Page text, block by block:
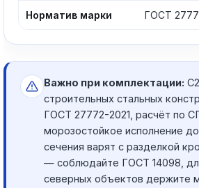
Норматив марки ГОСТ
Важно при комплектации:
строительных стальных
ГОСТ 27772-2021, расчёт по СП
морозостойкое исполнение
сечения варят с разделкой
— соблюдайте ГОСТ 14098,
северных объектов держите